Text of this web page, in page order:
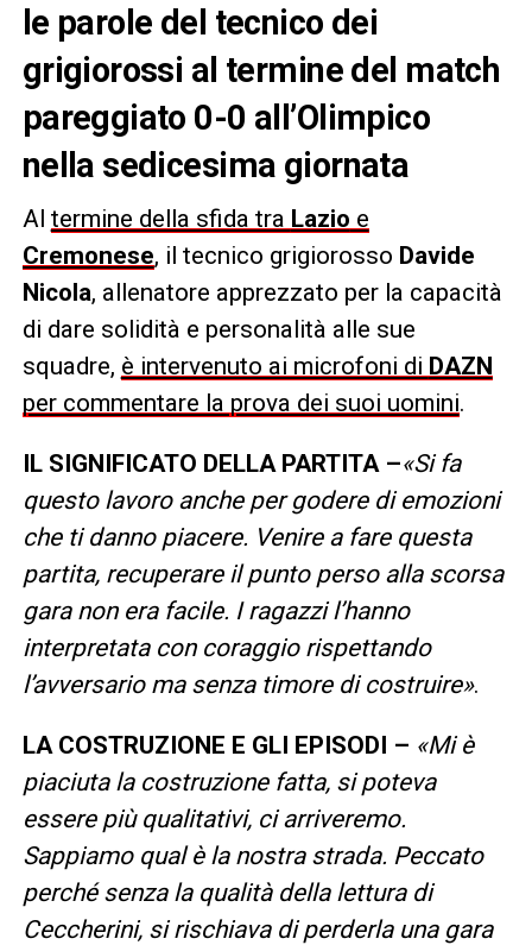
le parole del tecnico dei
grigiorossi al termine del match
pareggiato 0-0 all’Olimpico
nella sedicesima giornata
Al termine della sfida tra Lazio e
Cremonese, il tecnico grigiorosso Davide
Nicola, allenatore apprezzato per la capacità
di dare solidità e personalità alle sue
squadre, è intervenuto ai microfoni di DAZN
per commentare la prova dei suoi uomini.
IL SIGNIFICATO DELLA PARTITA –«Si fa
questo lavoro anche per godere di emozioni
che ti danno piacere. Venire a fare questa
partita, recuperare il punto perso alla scorsa
gara non era facile. I ragazzi l’hanno
interpretata con coraggio rispettando
l’avversario ma senza timore di costruire».
LA COSTRUZIONE E GLI EPISODI – «Mi è
piaciuta la costruzione fatta, si poteva
essere più qualitativi, ci arriveremo.
Sappiamo qual è la nostra strada. Peccato
perché senza la qualità della lettura di
Ceccherini, si rischiava di perderla una gara